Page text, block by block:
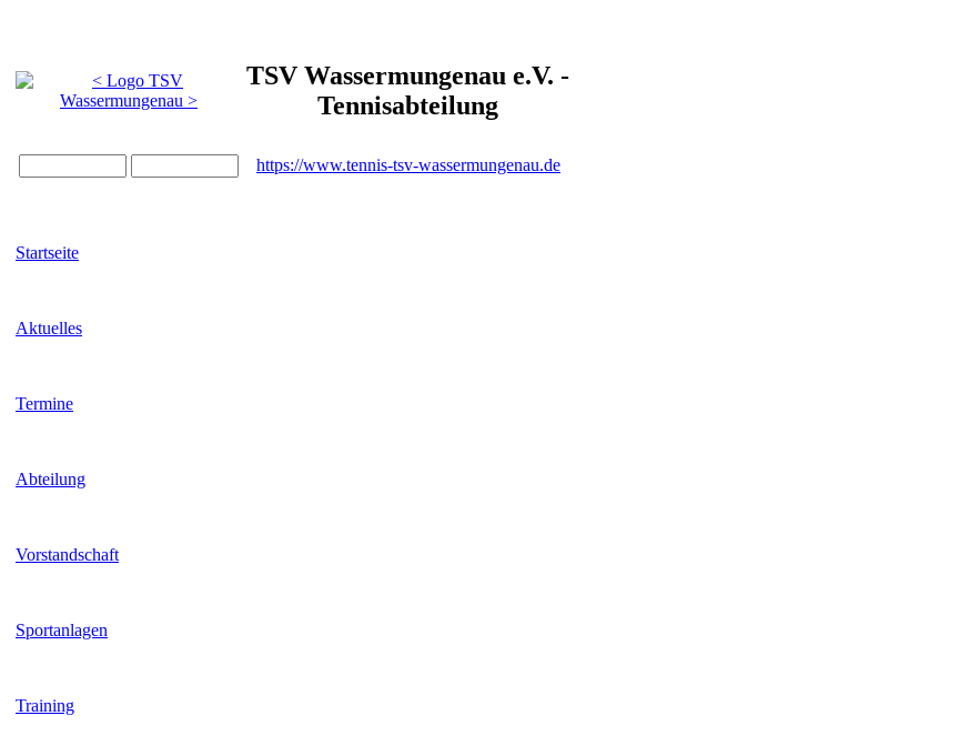
TSV Wassermungenau e.V. -
Tennisabteilung
https://www.tennis-tsv-wassermungenau.de
Startseite
Aktuelles
Termine
Abteilung
Vorstandschaft
Sportanlagen
Training